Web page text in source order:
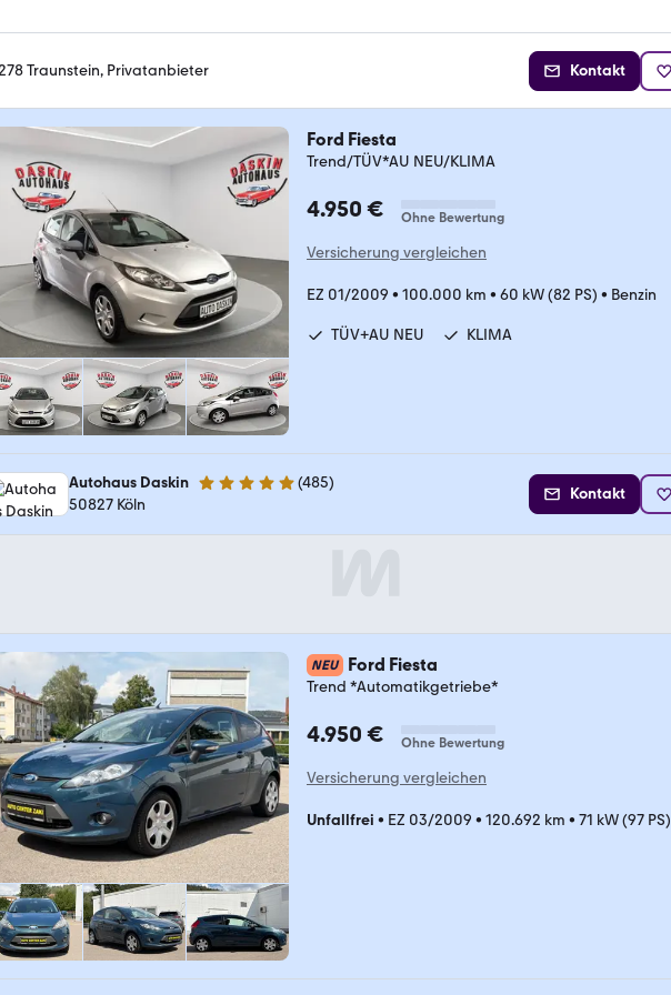
Traunstein, Privatanbieter Kontakt
Ford Fiesta
Trend/TÜV*AU NEU/KLIMA
4.950 € Ohne Bewertung
Versicherung vergleichen
EZ 01/2009 • 100.000 km • 60 kW (82 PS) • Benzin
TÜV+AU NEU KLIMA
Autohaus Daskin 4.9 Sterne (485)
50827 Köln
Kontakt
NEU Ford Fiesta
Trend *Automatikgetriebe*
4.950 € Ohne Bewertung
Versicherung vergleichen
Unfallfrei • EZ 03/2009 • 120.692 km • 71 kW (97 PS)